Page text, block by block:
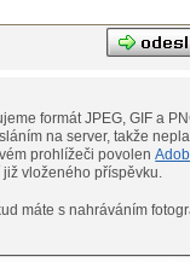
formát JPEG, GIF a
na server, takže
však mít ve svém prohlížeči povolen
vloženého příspěvku.